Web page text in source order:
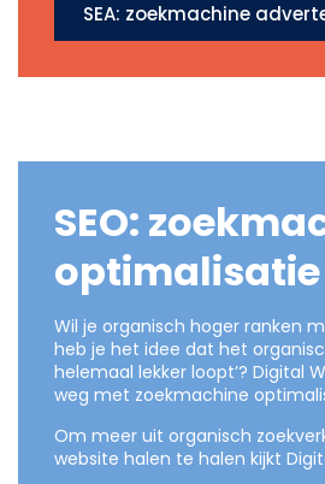
SEA: zoekmachine
SEO:
optimalisatie
Wil je organisch hoger ranken
heb je het idee dat het
helemaal lekker loopt’? Digital
weg met zoekmachine
Om meer uit organisch
website halen te halen kijkt